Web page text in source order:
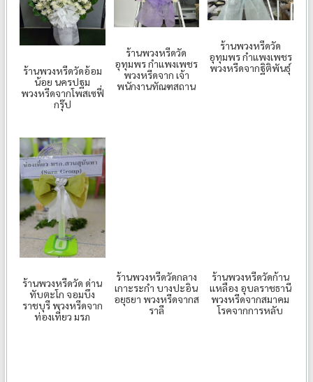
ร้านพวงหรีดวัดอ้อม
น้อย นครปฐม
พวงหรีดจากโพสเซฟี่
กรุ๊ป
ร้านพวงหรีดวัด
อุทุมพร กำแพงเพชร
พวงหรีดจาก เจ้า
พนักงานทัณฑสถาน
ร้านพวงหรีดวัด
อุทุมพร กำแพงเพชร
พวงหรีดจากฐิติพันธุ์
ร้านพวงหรีดวัด ด่าน
ทับตะโก จอมบึง
ราชบุรี พวงหรีดจาก
ท่องเที่ยว มรภ
ร้านพวงหรีดวัดกลาง
เกาะระกำ บางปะอิน
อยุธยา พวงหรีดจากส
ราลี
ร้านพวงหรีดวัดก้าน
เเหลือง อุบลราชธานี
พวงหรีดจากสมาคม
โรคจากการหลับ